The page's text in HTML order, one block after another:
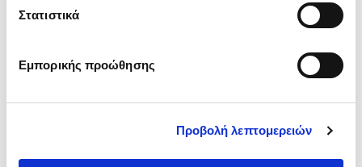
Στατιστικά
Εμπορικής προώθησης
Προβολή λεπτομερειών